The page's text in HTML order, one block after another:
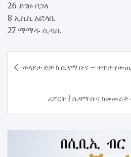
26 ይገዙ ቦጋለ
8 ኢኪኪ አፎላቢ
27 ማማዱ ሲዲቤ
navigation
ወላይታ ድቻ ከ ሲዳማ ቡና – ቀጥታ
ሪፖርት | ሲዳማ ቡና ከመመራት